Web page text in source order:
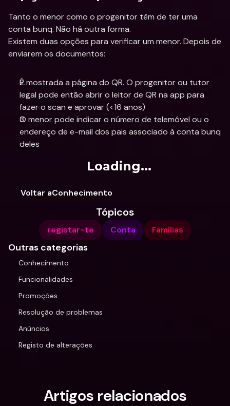
Tanto o menor como o progenitor têm de ter uma
conta bunq. Não há outra forma.
Existem duas opções para verificar um menor. Depois de
enviarem os documentos:
É mostrada a página do QR. O progenitor ou tutor
legal pode então abrir o leitor de QR na app para
fazer o scan e aprovar (<16 anos)
O menor pode indicar o número de telemóvel ou o
endereço de e-mail dos pais associado à conta bunq
deles
Loading...
Voltar aConhecimento
Tópicos
registar-te Conta Famílias
Outras categorias
Conhecimento
Funcionalidades
Promoções
Resolução de problemas
Anúncios
Registo de alterações
Artigos relacionados